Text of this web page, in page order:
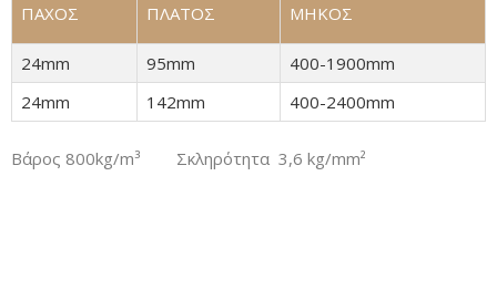
ΠΑΧΟΣ ΠΛΑΤΟΣ ΜΗΚΟΣ
24mm 95mm
400-1900mm
24mm
142mm 400-2400mm
Βάρος 800kg/m³ Σκληρότητα 3,6 kg/mm²